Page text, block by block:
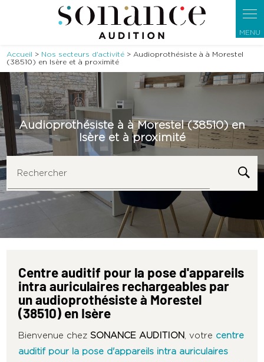
Accueil > Nos secteurs d'activité > Audioprothésiste à à Morestel
(38510) en Isère et à proximité
Audioprothésiste à à Morestel (38510) en
Isère et à proximité
Rechercher
Centre auditif pour la pose d'appareils
intra auriculaires rechargeables par
un audioprothésiste à Morestel
(38510) en Isère
Bienvenue chezSONANCE AUDITION , votre centre
auditif pour la pose d'appareils intra auriculaires
Panneau de gestion des cookies